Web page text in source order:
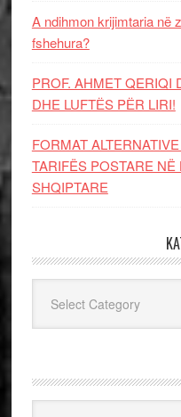
A ndihmon krijimtaria në
fshehura?
PROF. AHMET QERIQI
DHE LUFTЁS PЁR LIRI!
FORMAT
TARIFËS POSTARE
SHQIPTARE